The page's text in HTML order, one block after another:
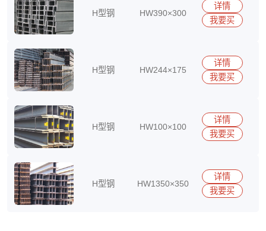
H型钢 HW390×300
详情
我要买
H型钢 HW244×175
详情
我要买
H型钢 HW100×100
详情
我要买
H型钢 HW1350×350
详情
我要买